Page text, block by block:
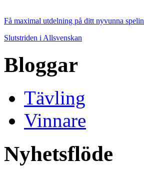
Få maximal utdelning på ditt nyvunna
Slutstriden i Allsvenskan
Bloggar
Tävling
Vinnare
Nyhetsflöde